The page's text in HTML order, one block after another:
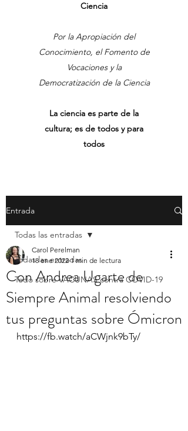
Ciencia
Por la Apropiación del
Conocimiento, el Fomento de
Vocaciones y la
Democratización de la Ciencia
La ciencia es parte de la
cultura; es de todos y para
todos
Entrada
Todas las entradas
Todo sobre VACUNAS contra COVID-19
Todas las entradas
Con Andrea Ugarte de
Siempre Animal resolviendo
tus preguntas sobre Ómicron
Carol Perelman
18 ene 2022 1 min de lectura
https://fb.watch/aCWjnk9bTy/